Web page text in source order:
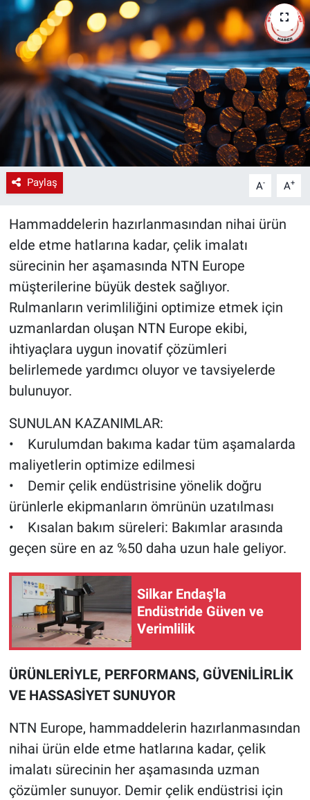
Paylaş A- A+
Hammaddelerin hazırlanmasından nihai ürün
elde etme hatlarına kadar, çelik imalatı
sürecinin her aşamasında NTN Europe
müşterilerine büyük destek sağlıyor.
Rulmanların verimliliğini optimize etmek için
uzmanlardan oluşan NTN Europe ekibi,
ihtiyaçlara uygun inovatif çözümleri
belirlemede yardımcı oluyor ve tavsiyelerde
bulunuyor.
SUNULAN KAZANIMLAR:
• Kurulumdan bakıma kadar tüm aşamalarda
maliyetlerin optimize edilmesi
• Demir çelik endüstrisine yönelik doğru
ürünlerle ekipmanların ömrünün uzatılması
• Kısalan bakım süreleri: Bakımlar arasında
geçen süre en az %50 daha uzun hale geliyor.
Silkar Endaş'la
Endüstride Güven ve
Verimlilik
ÜRÜNLERİYLE, PERFORMANS, GÜVENİLİRLİK
VE HASSASİYET SUNUYOR
NTN Europe, hammaddelerin hazırlanmasından
nihai ürün elde etme hatlarına kadar, çelik
imalatı sürecinin her aşamasında uzman
çözümler sunuyor. Demir çelik endüstrisi için